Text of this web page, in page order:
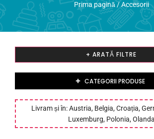
Prima pagină/ Accesorii
+ ARATĂ FILTRE
CATEGORII PRODUSE
Livram și în: Austria, Belgia, Croația,
Luxemburg, Polonia, Olanda